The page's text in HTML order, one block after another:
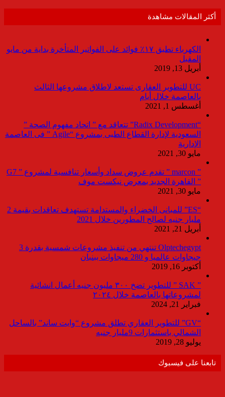
أكثر المقالات مشاهدة
الكهرباء تطبق ١٧٪ فوائد على الفواتير المتأخرة بداية من مايو
المقبل
أبريل 13, 2019
UC للتطوير العقارى تستعد لاطلاق مشروعها الثالث
بالعاصمة خلال أيام
أغسطس 1, 2021
“Radix Development” تتعاقد مع ” اتحاد مفهوم الصحة ”
السعودية لإدارة القطاع الطبى بمشروع “Agile ” فى العاصمة
الإدارية
مايو 30, 2021
” marcon ” تقدم عروض سداد وأسعار تنافسية لمشروع ” G7
” القاهرة الجديد بمعرض نيكست موف
مايو 30, 2021
“ES” للمبانى الخضراء والمستدامة تستهدف تعاقدات بقيمة 2
مليار جنيه لصالح المطورين خلال 2021
أبريل 21, 2021
Olptechegypt تنتهي من تنفيذ مشروعات شمسية بقدرة 3
جيجاوات عالميا و 280 ميجاوات ببنبان
أكتوبر 16, 2019
” SAK ” للتطوير تضخ ٣٠٠ مليون جنيه أعمال انشائية
لمشروعاتها بالعاصمة خلال ٢٠٢٤
فبراير 21, 2024
“GV” للتطوير العقاري تطلق مشروع “وايت ساند” بالساحل
الشمالي باستثمارات 9مليار جنيه
يوليو 28, 2019
تابعنا على فيسبوك